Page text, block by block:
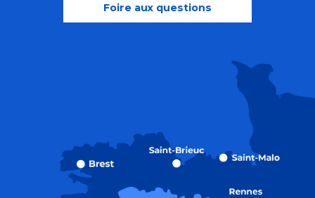
Foire aux questions